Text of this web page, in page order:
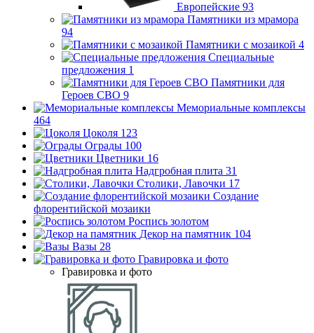
Европейские 93
Памятники из мрамора
94
Памятники с мозаикой 4
Специальные
предложения 1
Памятники для
Героев СВО 9
Мемориальные комплексы
464
Цоколя 123
Ограды 100
Цветники 16
Надгробная плита 31
Столики, Лавочки 17
Создание
флорентийской мозаики
Роспись золотом
Декор на памятник 104
Вазы 28
Гравировка и фото
Гравировка и фото